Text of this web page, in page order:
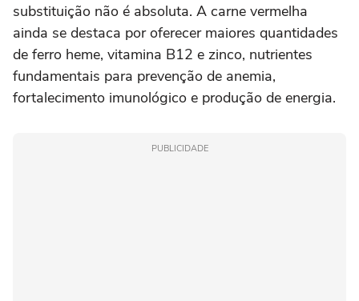
substituição não é absoluta. A carne vermelha
ainda se destaca por oferecer maiores quantidades
de ferro heme, vitamina B12 e zinco, nutrientes
fundamentais para prevenção de anemia,
fortalecimento imunológico e produção de energia.
PUBLICIDADE